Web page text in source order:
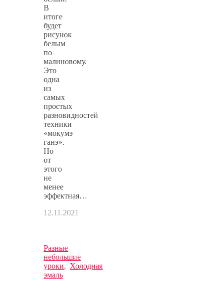
В
итоге
будет
рисунок
белым
по
малиновому.
Это
одна
из
самых
простых
разновидностей
техники
«мокумэ
ганэ».
Но
от
этого
не
менее
эффектная…
12.11.2021
Разные
небольшие
уроки, Холодная
эмаль